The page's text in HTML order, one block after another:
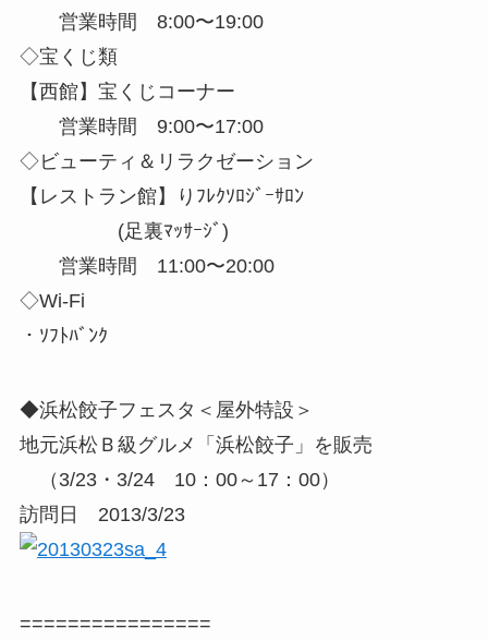
営業時間 8:00〜19:00
◇宝くじ類
【西館】宝くじコーナー
営業時間 9:00〜17:00
◇ビューティ＆リラクゼーション
【レストラン館】りﾌﾚｸｿﾛｼﾞｰｻﾛﾝ
(足裏ﾏｯｻｰｼﾞ)
営業時間 11:00〜20:00
◇Wi-Fi
・ｿﾌﾄﾊﾞﾝｸ
◆浜松餃子フェスタ＜屋外特設＞
地元浜松Ｂ級グルメ「浜松餃子」を販売
（3/23・3/24 10：00～17：00）
訪問日 2013/3/23
================